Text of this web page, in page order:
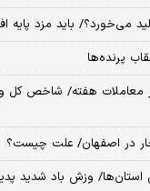
می‌خورد؟/ باید مزد پایه
پرنده‌ها
در اصفهان/ علت چیست؟
استان‌ها/ وزش باد شدید